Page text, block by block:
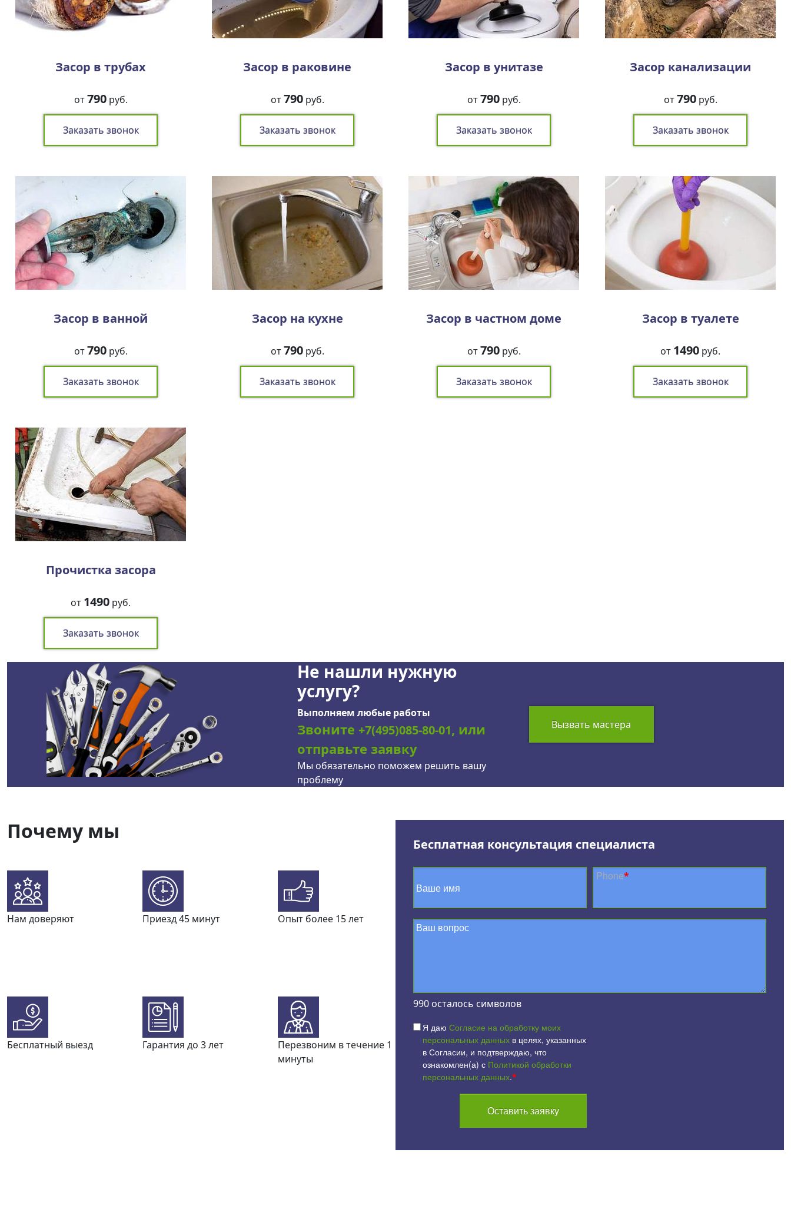
Засор в трубах
от790руб.
Заказать звонок
Засор в раковине
от790руб.
Заказать звонок
Засор в унитазе
от790руб.
Заказать звонок
Засор канализации
от790руб.
Заказать звонок
Засор в ванной
от790руб.
Заказать звонок
Засор на кухне
от790руб.
Заказать звонок
Засор в частном доме
от790руб.
Заказать звонок
Засор в туалете
от 1490 руб.
Заказать звонок
Прочистка засора
от 1490 руб.
Заказать звонок
Не нашли нужную
услугу?
Выполняем любые работы
Звоните +7(495)085-80-01, или
отправьте заявку
Мы обязательно поможем решить вашу
проблему
Вызвать мастера
Почему мы
Нам доверяют Приезд 45 минут Опыт более 15 лет
Бесплатный выезд Гарантия до 3 лет
Перезвоним в течение 1
минуты
Бесплатная консультация специалиста
Phone*
990 осталось символов
Я даю Согласие на обработку моих
персональных данных в целях, указанных
в Согласии, и подтверждаю, что
ознакомлен(а) с Политикой обработки
персональных данных.*
Оставить заявку